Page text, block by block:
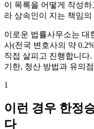
이 목록을 어떻게 작성
라 상속인이 지는 책임
이로운 법률사무소는 대
사(전국 변호사의 약
직접 살피고 진행합니다
기한, 청산 방법과 유의
1
이런 경우 한정
다